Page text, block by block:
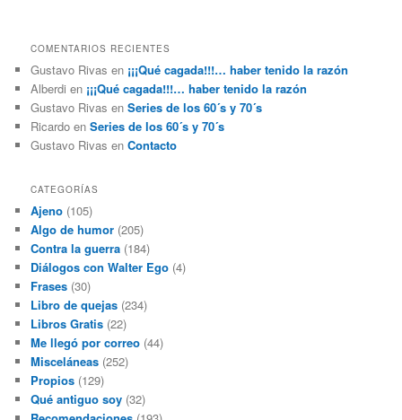
COMENTARIOS RECIENTES
Gustavo Rivas en ¡¡¡Qué cagada!!!… haber tenido la razón
Alberdi en ¡¡¡Qué cagada!!!… haber tenido la razón
Gustavo Rivas enSeries de los 60´s y 70´s
Ricardo enSeries de los 60´s y 70´s
Gustavo Rivas enContacto
CATEGORÍAS
Ajeno (105)
Algo de humor (205)
Contra la guerra (184)
Diálogos con Walter Ego (4)
Frases (30)
Libro de quejas (234)
Libros Gratis (22)
Me llegó por correo (44)
Misceláneas (252)
Propios (129)
Qué antiguo soy (32)